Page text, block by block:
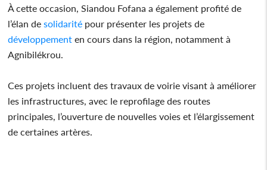
À cette occasion, Siandou Fofana a également profité de
l’élan de solidarité pour présenter les projets de
développement en cours dans la région, notamment à
Agnibilékrou.
Ces projets incluent des travaux de voirie visant à améliorer
les infrastructures, avec le reprofilage des routes
principales, l’ouverture de nouvelles voies et l’élargissement
de certaines artères.